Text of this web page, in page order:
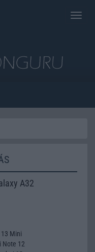
Toggle
A32
Mini
Note 12